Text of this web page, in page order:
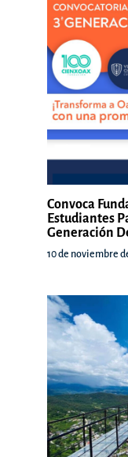
Convoca
Estudiantes
Generación
10 de noviembre